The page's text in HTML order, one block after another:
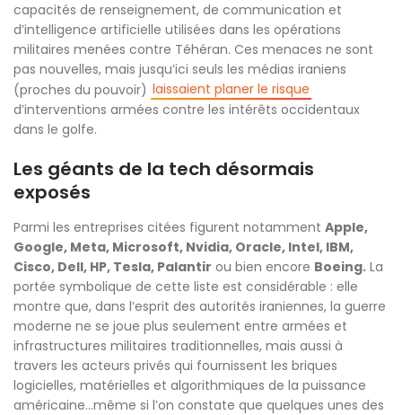
capacités de renseignement, de communication et
d’intelligence artificielle utilisées dans les opérations
militaires menées contre Téhéran. Ces menaces ne sont
pas nouvelles, mais jusqu’ici seuls les médias iraniens
(proches du pouvoir) laissaient planer le risque
d’interventions armées contre les intérêts occidentaux
dans le golfe.
Les géants de la tech désormais
exposés
Parmi les entreprises citées figurent notamment Apple,
Google, Meta, Microsoft, Nvidia, Oracle, Intel, IBM,
Cisco, Dell, HP, Tesla, Palantir ou bien encore Boeing. La
portée symbolique de cette liste est considérable : elle
montre que, dans l’esprit des autorités iraniennes, la guerre
moderne ne se joue plus seulement entre armées et
infrastructures militaires traditionnelles, mais aussi à
travers les acteurs privés qui fournissent les briques
logicielles, matérielles et algorithmiques de la puissance
américaine…même si l’on constate que quelques unes des